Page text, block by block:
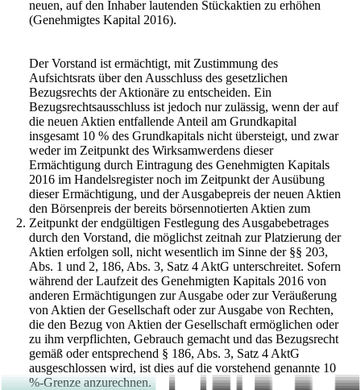
neuen, auf den Inhaber lautenden Stückaktien zu erhöhen
(Genehmigtes Kapital 2016).
2.
Der Vorstand ist ermächtigt, mit Zustimmung des
Aufsichtsrats über den Ausschluss des gesetzlichen
Bezugsrechts der Aktionäre zu entscheiden. Ein
Bezugsrechtsausschluss ist jedoch nur zulässig, wenn der auf
die neuen Aktien entfallende Anteil am Grundkapital
insgesamt 10 % des Grundkapitals nicht übersteigt, und zwar
weder im Zeitpunkt des Wirksamwerdens dieser
Ermächtigung durch Eintragung des Genehmigten Kapitals
2016 im Handelsregister noch im Zeitpunkt der Ausübung
dieser Ermächtigung, und der Ausgabepreis der neuen Aktien
den Börsenpreis der bereits börsennotierten Aktien zum
Zeitpunkt der endgültigen Festlegung des Ausgabebetrages
durch den Vorstand, die möglichst zeitnah zur Platzierung der
Aktien erfolgen soll, nicht wesentlich im Sinne der §§ 203,
Abs. 1 und 2, 186, Abs. 3, Satz 4 AktG unterschreitet. Sofern
während der Laufzeit des Genehmigten Kapitals 2016 von
anderen Ermächtigungen zur Ausgabe oder zur Veräußerung
von Aktien der Gesellschaft oder zur Ausgabe von Rechten,
die den Bezug von Aktien der Gesellschaft ermöglichen oder
zu ihm verpflichten, Gebrauch gemacht und das Bezugsrecht
gemäß oder entsprechend § 186, Abs. 3, Satz 4 AktG
ausgeschlossen wird, ist dies auf die vorstehend genannte 10
%-Grenze anzurechnen.